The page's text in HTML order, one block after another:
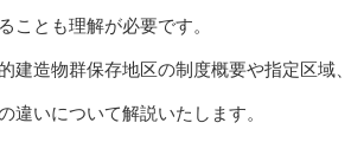
ことも理解が必要です。
建造物群保存地区の制度概要や指定区域
違いについて解説いたします。